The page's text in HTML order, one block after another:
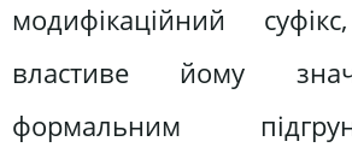
модифікаційний
властиве йому
формальним